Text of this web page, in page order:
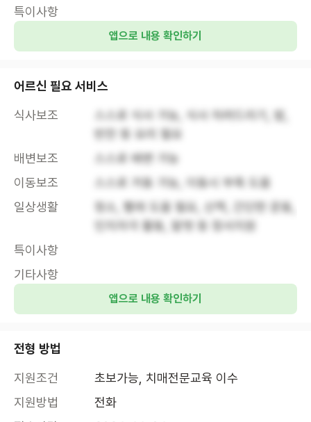
특이사항
앱으로 내용 확인하기
어르신 필요 서비스
식사보조
스스로 식사 가능, 식사 차려드리기, 밥,
반찬 등 요리 필요
배변보조
스스로 배변 가능
이동보조
스스로 거동 가능, 이동시 부축 도움
일상생활
청소, 빨래 도움 필요, 산책, 간단한 운동,
인지자극 활동, 말벗 등 정서지원
특이사항
기타사항
앱으로 내용 확인하기
전형 방법
지원조건
초보가능, 치매전문교육 이수
지원방법
전화